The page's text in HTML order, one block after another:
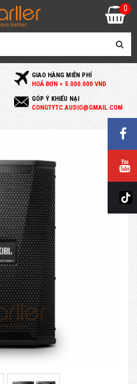
GIAO HÀNG MIỄN PHÍ
HOÁ ĐƠN > 5.000.000 VND
GÓP Ý KHIẾU NẠI
CONGTYTC.AUDIO@GMAIL.COM
0